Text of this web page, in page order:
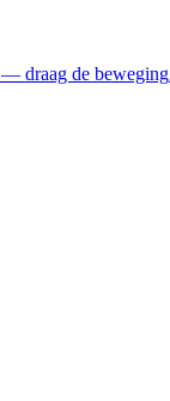
— draag de beweging